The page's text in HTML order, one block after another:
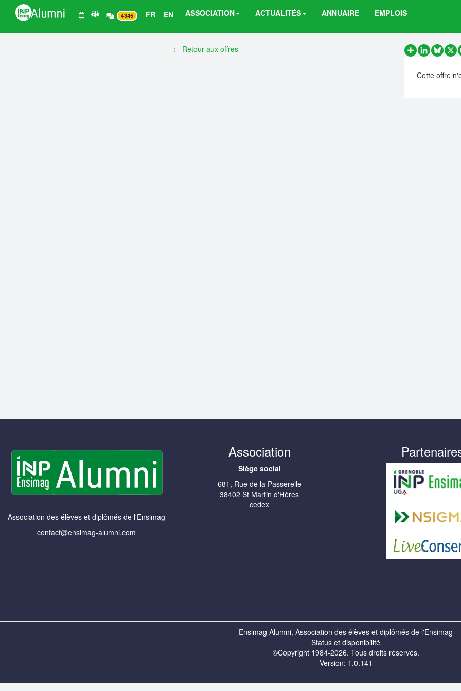
4345 FR EN ASSOCIATION ACTUALITÉS ANNUAIRE EMPLOIS
← Retour aux offres
PartagerLinkedInX
Cette offre
Association des élèves et diplômés de l'Ensimag
contact@ensimag-alumni.com
Association
Siège social
681, Rue de la Passerelle
38402 St Martin d'Hères
cedex
Ensimag Alumni, Association des élèves et diplômés de l'Ensimag
Status et disponibilité
©Copyright 1984-2026. Tous droits réservés.
Version: 1.0.141